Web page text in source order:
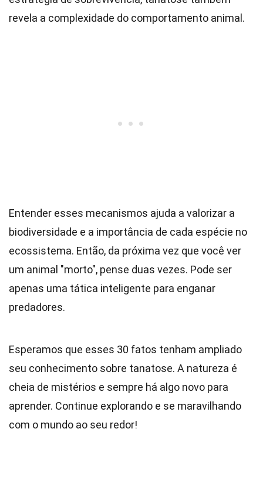
revela a complexidade do comportamento animal.
Entender esses mecanismos ajuda a valorizar a
biodiversidade e a importância de cada espécie no
ecossistema. Então, da próxima vez que você ver
um animal "morto", pense duas vezes. Pode ser
apenas uma tática inteligente para enganar
predadores.
Esperamos que esses 30 fatos tenham ampliado
seu conhecimento sobre tanatose. A natureza é
cheia de mistérios e sempre há algo novo para
aprender. Continue explorando e se maravilhando
com o mundo ao seu redor!